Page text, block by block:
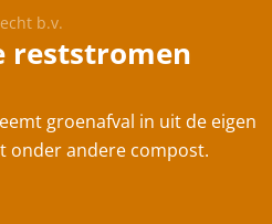
b.v.
reststromen
groenafval in uit de eigen
onder andere compost.